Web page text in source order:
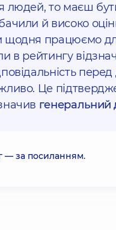
людей, то маєш
й високо
працюємо для
в рейтингу
Це
генеральний
— за посиланням.